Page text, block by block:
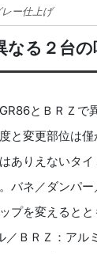
ー仕上げ
なる２台の
とＢＲＺで
と変更部位は
ありえないタ
バネ／ダンパ
プを変えると
／ＢＲＺ：ア